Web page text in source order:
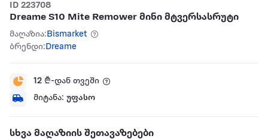
ID 223708
Dreame S10 Mite Remower მინი მტვერსასრუტი
მაღაზია: Bismarket
ბრენდი: Dreame
12 ₾-დან თვეში
მიტანა: უფასო
სხვა მაღაზიის შეთავაზებები